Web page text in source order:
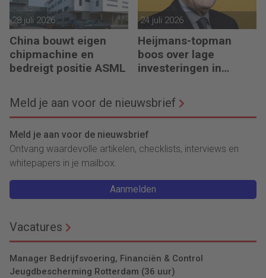
28 juli 2026
China bouwt eigen
chipmachine en
bedreigt positie ASML
24 juli 2026
Heijmans-topman
boos over lage
investeringen in
Meld je aan voor de nieuwsbrief
Meld je aan voor de nieuwsbrief
Ontvang waardevolle artikelen, checklists, interviews en
whitepapers in je mailbox.
Aanmelden
Vacatures
Manager Bedrijfsvoering, Financiën & Control
Jeugdbescherming Rotterdam (36 uur)